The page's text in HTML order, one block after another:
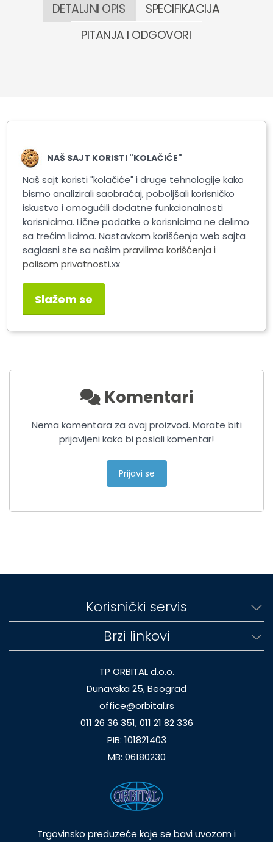
DETALJNI OPIS
SPECIFIKACIJA
PITANJA I ODGOVORI
SLIME SMART REPAIR KIT
PNEUMATIKA
Komentari
Nema komentara za ovaj proizvod. Morate biti
prijavljeni kako bi poslali komentar!
Prijavi se
Korisnički servis
Brzi linkovi
TP ORBITAL d.o.o.
Dunavska 25, Beograd
office@orbital.rs
011 26 36 351, 011 21 82 336
PIB: 101821403
MB: 06180230
Trgovinsko preduzeće koje se bavi uvozom i
NAŠ SAJT KORISTI "KOLAČIĆE"
Naš sajt koristi "kolačiće" i druge tehnologije kako
bismo analizirali saobraćaj, poboljšali korisničko
iskustvo i omogućili dodatne funkcionalnosti
korisnicima. Lične podatke o korisnicima ne delimo
sa trećim licima. Nastavkom korišćenja web sajta
saglasni ste sa našimpravilima korišćenja i
polisom privatnosti.xx
Slažem se